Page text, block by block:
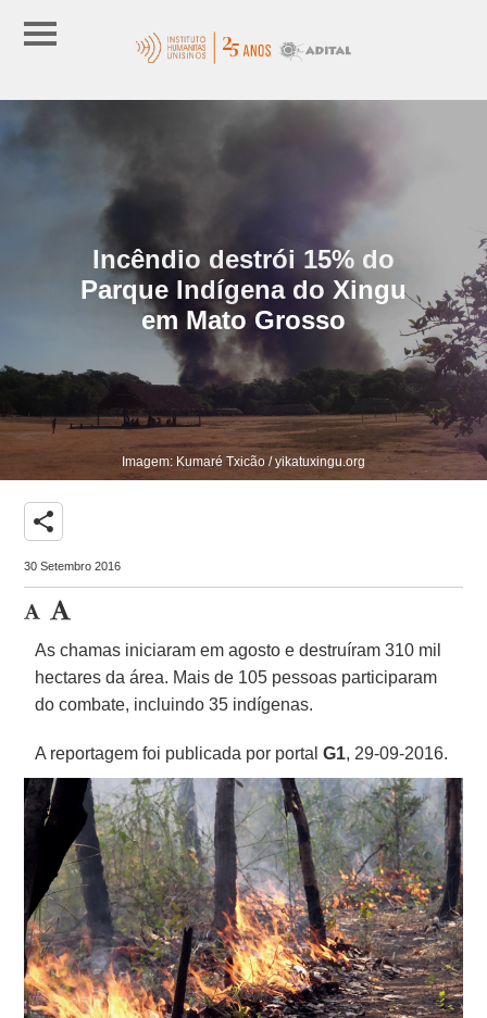
Incêndio destrói 15% do
Parque Indígena do Xingu
em Mato Grosso
Imagem: Kumaré Txicão / yikatuxingu.org
share
30 Setembro 2016
As chamas iniciaram em agosto e destruíram 310 mil
hectares da área. Mais de 105 pessoas participaram
do combate, incluindo 35 indígenas.
A reportagem foi publicada por portalG1, 29-09-2016.